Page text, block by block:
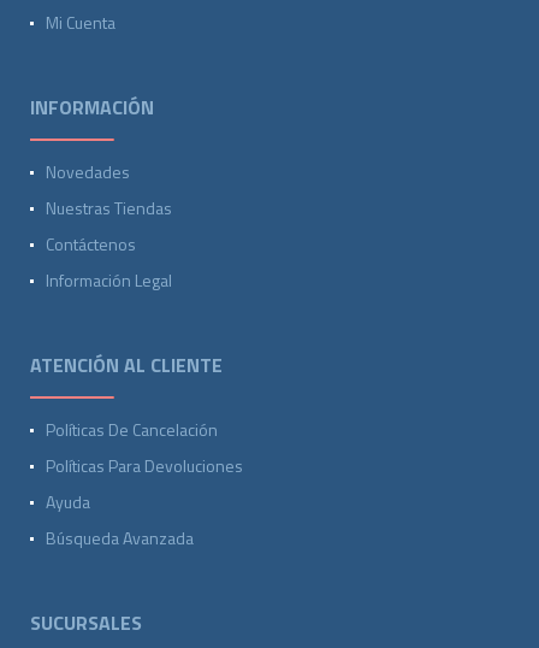
Mi Cuenta
INFORMACIÓN
Novedades
Nuestras Tiendas
Contáctenos
Información Legal
ATENCIÓN AL CLIENTE
Políticas De Cancelación
Políticas Para Devoluciones
Ayuda
Búsqueda Avanzada
SUCURSALES